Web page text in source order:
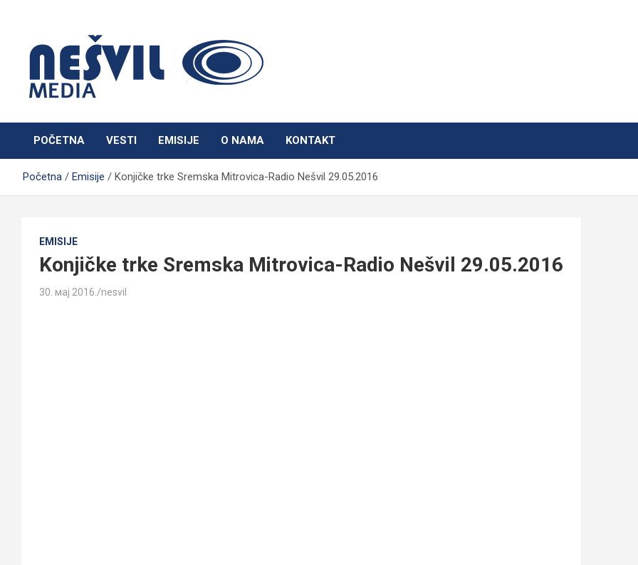
Nešvil Media Bogatić
POČETNA VESTI EMISIJE O NAMA KONTAKT
Početna Emisije Konjičke trke Sremska Mitrovica-Radio Nešvil 29.05.2016
EMISIJE
Konjičke trke Sremska Mitrovica-Radio Nešvil 29.05.2016
30. мај 2016. nesvil